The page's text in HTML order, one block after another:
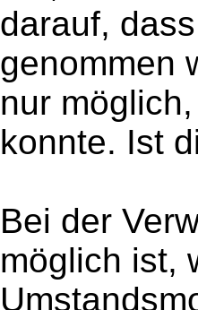
darauf,
genommen
nur
konnte. Ist
Bei der
möglich ist,